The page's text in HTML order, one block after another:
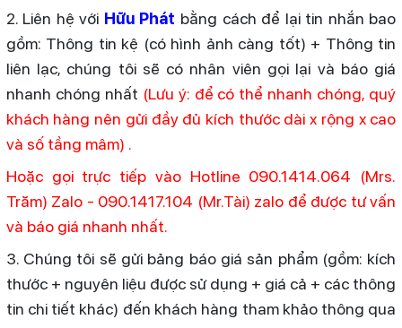
2. Liên hệ với Hữu Phát bằng cách để lại tin nhắn bao
gồm: Thông tin kệ (có hình ảnh càng tốt) + Thông tin
liên lạc, chúng tôi sẽ có nhân viên gọi lại và báo giá
nhanh chóng nhất (Lưu ý: để có thể nhanh chóng, quý
khách hàng nên gửi đầy đủ kích thước dài x rộng x cao
và số tầng mâm) .
Hoặc gọi trực tiếp vào Hotline 090.1414.064 (Mrs.
Trăm) Zalo - 090.1417.104 (Mr.Tài) zalo để được tư vấn
và báo giá nhanh nhất.
3. Chúng tôi sẽ gửi bảng báo giá sản phẩm (gồm: kích
thước + nguyên liệu được sử dụng + giá cả + các thông
tin chi tiết khác) đến khách hàng tham khảo thông qua